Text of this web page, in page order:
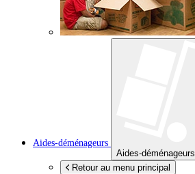
Aides-déménageurs
Aides-déménageurs
Retour au menu principal